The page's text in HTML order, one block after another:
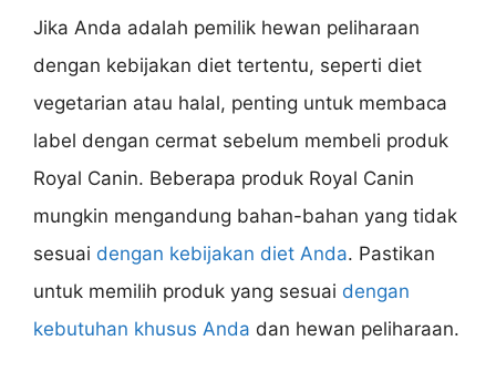
Jika Anda adalah pemilik hewan peliharaan
dengan kebijakan diet tertentu, seperti diet
vegetarian atau halal, penting untuk membaca
label dengan cermat sebelum membeli produk
Royal Canin. Beberapa produk Royal Canin
mungkin mengandung bahan-bahan yang tidak
sesuai dengan kebijakan diet Anda. Pastikan
untuk memilih produk yang sesuai dengan
kebutuhan khusus Anda dan hewan peliharaan.